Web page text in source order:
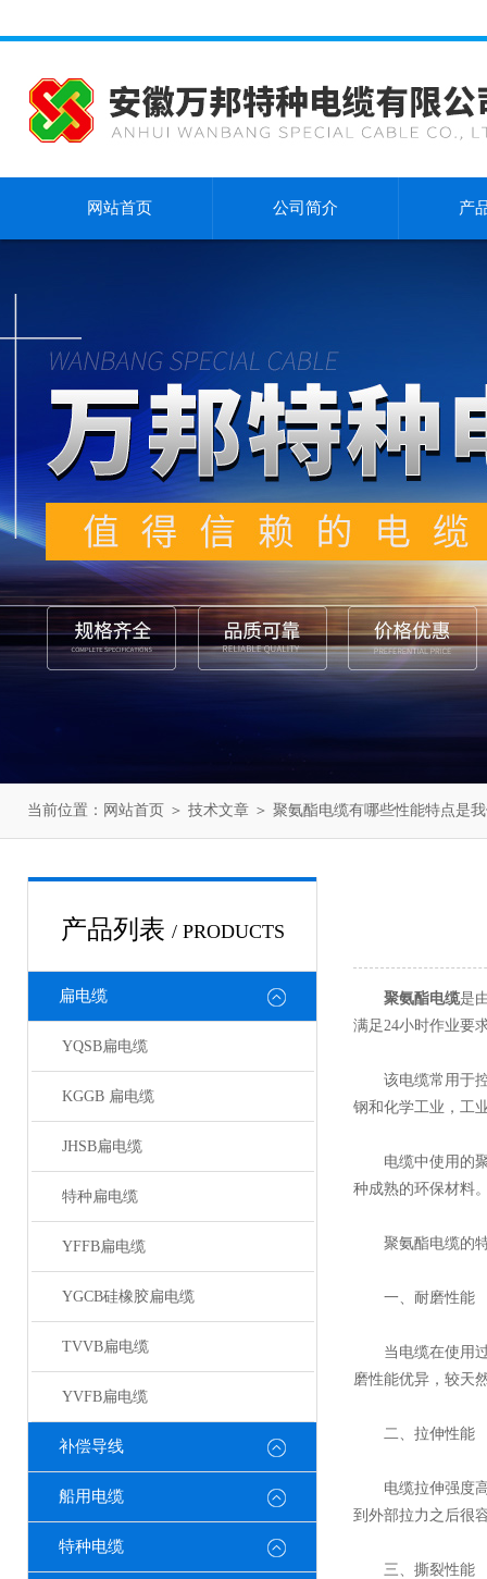
网站首页 公司简介 产
当前位置： 网站首页 ＞ 技术文章 ＞ 聚氨酯电缆有哪些性能特点是
产品列表 / PRODUCTS
扁电缆
YQSB扁电缆
KGGB 扁电缆
JHSB扁电缆
特种扁电缆
YFFB扁电缆
YGCB硅橡胶扁电缆
TVVB扁电缆
YVFB扁电缆
补偿导线
船用电缆
特种电缆
聚氨酯电缆是
满足24小时作业要
该电缆常用于控
钢和化学工业，工
电缆中使用的聚
种成熟的环保材料
聚氨酯电缆的
一、耐磨性能
当电缆在使用过
磨性能优异，较天
二、拉伸性能
电缆拉伸强度高
到外部拉力之后很
三、撕裂性能